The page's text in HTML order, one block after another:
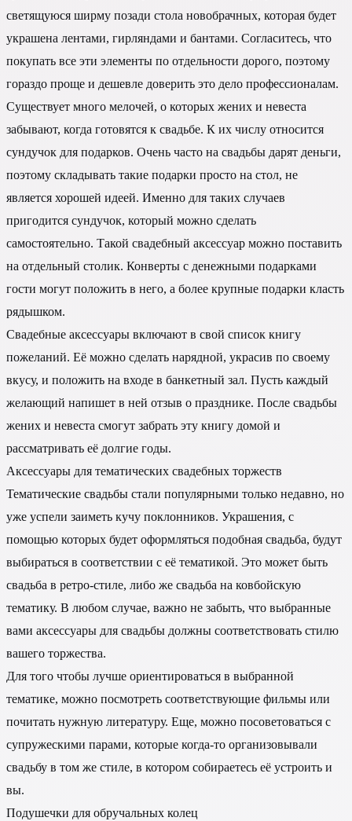
светящуюся ширму позади стола новобрачных, которая будет
украшена лентами, гирляндами и бантами. Согласитесь, что
покупать все эти элементы по отдельности дорого, поэтому
гораздо проще и дешевле доверить это дело профессионалам.
Существует много мелочей, о которых жених и невеста
забывают, когда готовятся к свадьбе. К их числу относится
сундучок для подарков. Очень часто на свадьбы дарят деньги,
поэтому складывать такие подарки просто на стол, не
является хорошей идеей. Именно для таких случаев
пригодится сундучок, который можно сделать
самостоятельно. Такой свадебный аксессуар можно поставить
на отдельный столик. Конверты с денежными подарками
гости могут положить в него, а более крупные подарки класть
рядышком.
Свадебные аксессуары включают в свой список книгу
пожеланий. Её можно сделать нарядной, украсив по своему
вкусу, и положить на входе в банкетный зал. Пусть каждый
желающий напишет в ней отзыв о празднике. После свадьбы
жених и невеста смогут забрать эту книгу домой и
рассматривать её долгие годы.
Аксессуары для тематических свадебных торжеств
Тематические свадьбы стали популярными только недавно, но
уже успели заиметь кучу поклонников. Украшения, с
помощью которых будет оформляться подобная свадьба, будут
выбираться в соответствии с её тематикой. Это может быть
свадьба в ретро-стиле, либо же свадьба на ковбойскую
тематику. В любом случае, важно не забыть, что выбранные
вами аксессуары для свадьбы должны соответствовать стилю
вашего торжества.
Для того чтобы лучше ориентироваться в выбранной
тематике, можно посмотреть соответствующие фильмы или
почитать нужную литературу. Еще, можно посоветоваться с
супружескими парами, которые когда-то организовывали
свадьбу в том же стиле, в котором собираетесь её устроить и
вы.
Подушечки для обручальных колец